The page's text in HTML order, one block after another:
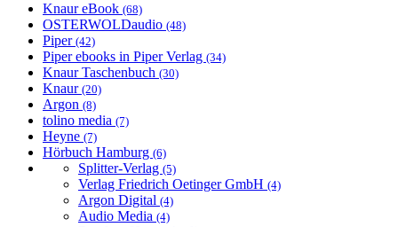
Knaur eBook (68)
OSTERWOLDaudio (48)
Piper (42)
Piper ebooks in Piper Verlag (34)
Knaur Taschenbuch (30)
Knaur (20)
Argon (8)
tolino media (7)
Heyne (7)
Hörbuch Hamburg (6)
Splitter-Verlag (5)
Verlag Friedrich Oetinger GmbH (4)
Argon Digital (4)
Audio Media (4)